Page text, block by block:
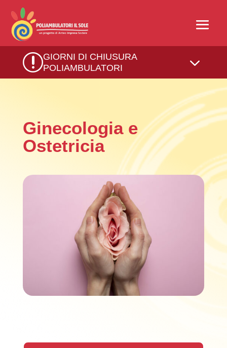
rGIORNI DI CHIUSURA
POLIAMBULATORI
3
Ginecologia e
Ostetricia